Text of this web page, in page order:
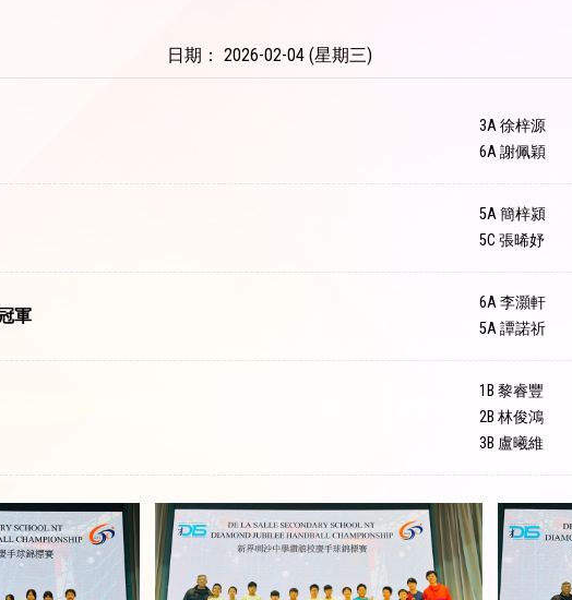
日期： 2026-02-04 (星期三)
3A 徐梓源
6A 謝佩穎
5A 簡梓潁
5C 張晞妤
軍
6A 李灝軒
5A 譚諾祈
1B 黎睿豐
2B 林俊鴻
3B 盧曦維